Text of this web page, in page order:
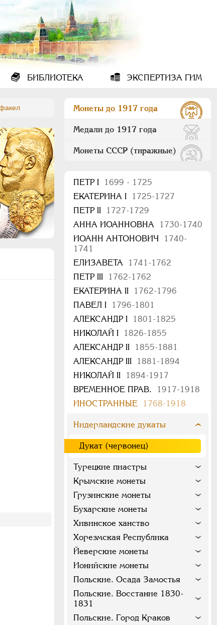
БИБЛИОТЕКА ЭКСПЕРТИЗА ГИМ
Монеты до 1917 года
Медали до 1917 года
Монеты СССР (тиражные)
ПEТР I
1699 - 1725
ЕКАТЕРИНА I
1725-1727
ПЕТР II
1727-1729
АННА ИОАННОВНА
1730-1740
ИОАНН АНТОНОВИЧ
1740-
1741
ЕЛИЗАВЕТА
1741-1762
ПЕТР III
1762-1762
ЕКАТЕРИНА II
1762-1796
ПАВЕЛ I
1796-1801
АЛЕКСАНДР I
1801-1825
НИКОЛАЙ I
1826-1855
АЛЕКСАНДР II
1855-1881
АЛЕКСАНДР III
1881-1894
НИКОЛАЙ II
1894-1917
ВРЕМЕННОЕ ПРАВ.
1917-1918
ИНОСТРАННЫЕ
1768-1918
Нидерландские дукаты
Дукат (червонец)
Турецкие пиастры
Крымские монеты
Грузинские монеты
Бухарские монеты
Хивинское ханство
Хорезмская Республика
Йеверские монеты
Ионийские монеты
Польские. Осада Замостья
Польские. Восстание 1830-
1831
Польские. Город Краков